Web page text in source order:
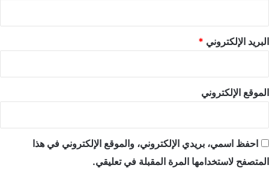
البريد الإلكتروني *
الموقع الإلكتروني
احفظ اسمي، بريدي الإلكتروني، والموقع الإلكتروني في هذا
المتصفح لاستخدامها المرة المقبلة في تعليقي.